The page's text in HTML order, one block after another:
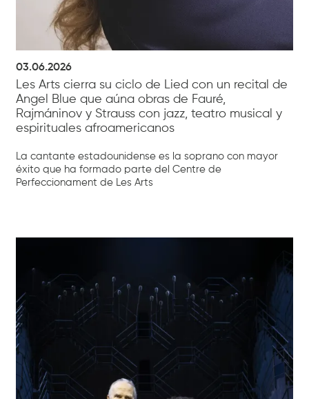
03.06.2026
Les Arts cierra su ciclo de Lied con un recital de
Angel Blue que aúna obras de Fauré,
Rajmáninov y Strauss con jazz, teatro musical y
espirituales afroamericanos
La cantante estadounidense es la soprano con mayor
éxito que ha formado parte del Centre de
Perfeccionament de Les Arts